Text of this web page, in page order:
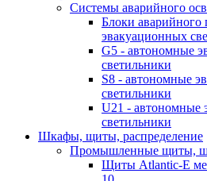
Системы аварийного
Блоки аварийного
эвакуационных
G5 - автономные
светильники
S8 - автономные
светильники
U21 - автономные
светильники
Шкафы, щиты, распределение
Промышленные щиты,
Щиты Atlantic-E